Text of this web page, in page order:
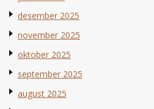
desember 2025
november 2025
oktober 2025
september 2025
august 2025